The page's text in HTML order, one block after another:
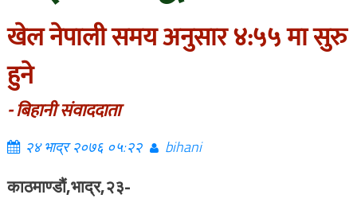
खेल नेपाली समय अनुसार ४:५५ मा सुरु
हुने
- बिहानी संवाददाता
२४ भाद्र २०७६ ०५:२२ bihani
काठमाण्डौं,भाद्र,२३-